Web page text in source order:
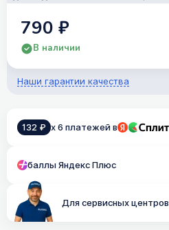
790 ₽
В наличии
Наши гарантии качества
132 ₽ x 6 платежей в
баллы Яндекс Плюс
Для сервисных центров